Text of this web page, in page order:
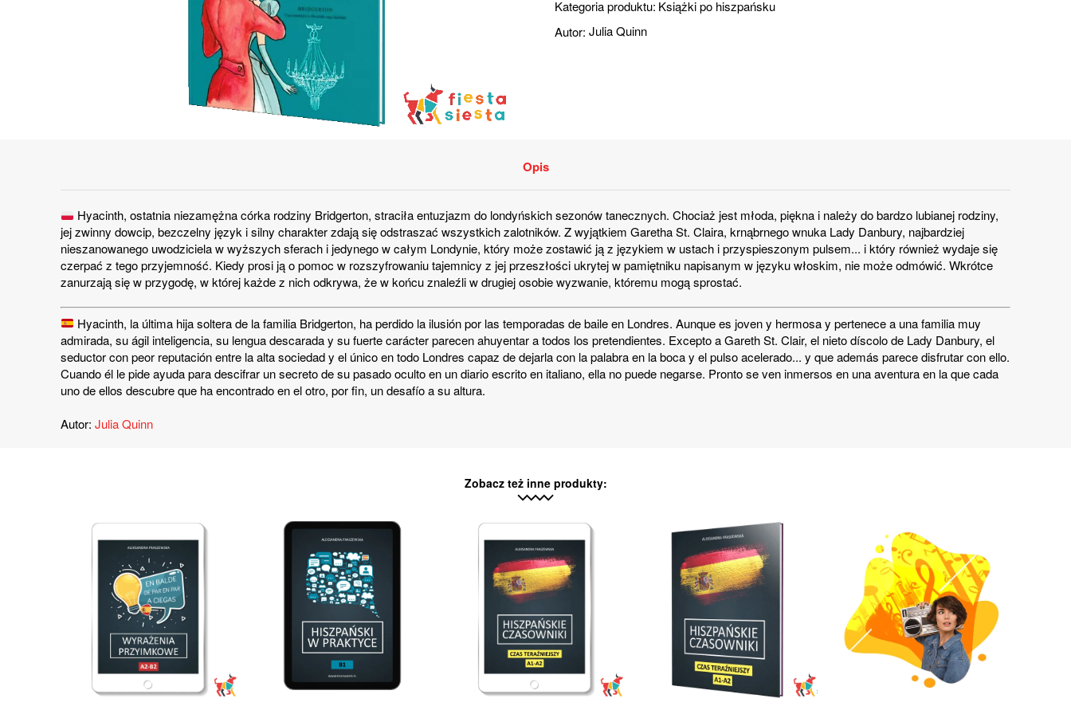
Kategoria produktu: Książki po hiszpańsku
Autor: Julia Quinn
Opis
Hyacinth, ostatnia niezamężna córka rodziny Bridgerton, straciła entuzjazm do londyńskich sezonów tanecznych. Chociaż jest młoda, piękna i należy do bardzo lubianej rodziny,
jej zwinny dowcip, bezczelny język i silny charakter zdają się odstraszać wszystkich zalotników. Z wyjątkiem Garetha St. Claira, krnąbrnego wnuka Lady Danbury, najbardziej
nieszanowanego uwodziciela w wyższych sferach i jedynego w całym Londynie, który może zostawić ją z językiem w ustach i przyspieszonym pulsem... i który również wydaje się
czerpać z tego przyjemność. Kiedy prosi ją o pomoc w rozszyfrowaniu tajemnicy z jej przeszłości ukrytej w pamiętniku napisanym w języku włoskim, nie może odmówić. Wkrótce
zanurzają się w przygodę, w której każde z nich odkrywa, że w końcu znaleźli w drugiej osobie wyzwanie, któremu mogą sprostać.
Hyacinth, la última hija soltera de la familia Bridgerton, ha perdido la ilusión por las temporadas de baile en Londres. Aunque es joven y hermosa y pertenece a una familia muy
admirada, su ágil inteligencia, su lengua descarada y su fuerte carácter parecen ahuyentar a todos los pretendientes. Excepto a Gareth St. Clair, el nieto díscolo de Lady Danbury, el
seductor con peor reputación entre la alta sociedad y el único en todo Londres capaz de dejarla con la palabra en la boca y el pulso acelerado... y que además parece disfrutar con ello.
Cuando él le pide ayuda para descifrar un secreto de su pasado oculto en un diario escrito en italiano, ella no puede negarse. Pronto se ven inmersos en una aventura en la que cada
uno de ellos descubre que ha encontrado en el otro, por fin, un desafío a su altura.
Autor: Julia Quinn
Zobacz też inne produkty: